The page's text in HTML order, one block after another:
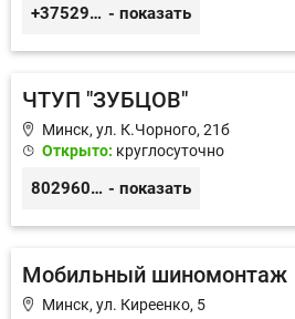
+375296313300 - показать
ЧТУП "ЗУБЦОВ"
Минск, ул. К.Чорного, 21б
Открыто: круглосуточно
80296026999 - показать
Мобильный шиномонтаж
Минск, ул. Киреенко, 5